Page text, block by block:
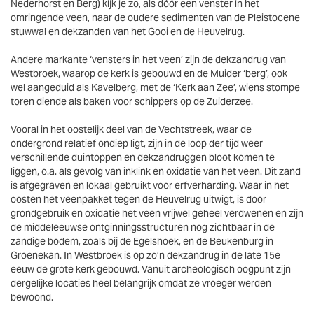
Nederhorst en Berg) kijk je zo, als dóór een venster in het
omringende veen, naar de oudere sedimenten van de Pleistocene
stuwwal en dekzanden van het Gooi en de Heuvelrug.
Andere markante ‘vensters in het veen’ zijn de dekzandrug van
Westbroek, waarop de kerk is gebouwd en de Muider ‘berg’, ook
wel aangeduid als Kavelberg, met de ‘Kerk aan Zee’, wiens stompe
toren diende als baken voor schippers op de Zuiderzee.
Vooral in het oostelijk deel van de Vechtstreek, waar de
ondergrond relatief ondiep ligt, zijn in de loop der tijd weer
verschillende duintoppen en dekzandruggen bloot komen te
liggen, o.a. als gevolg van inklink en oxidatie van het veen. Dit zand
is afgegraven en lokaal gebruikt voor erfverharding. Waar in het
oosten het veenpakket tegen de Heuvelrug uitwigt, is door
grondgebruik en oxidatie het veen vrijwel geheel verdwenen en zijn
de middeleeuwse ontginningsstructuren nog zichtbaar in de
zandige bodem, zoals bij de Egelshoek, en de Beukenburg in
Groenekan. In Westbroek is op zo’n dekzandrug in de late 15e
eeuw de grote kerk gebouwd. Vanuit archeologisch oogpunt zijn
dergelijke locaties heel belangrijk omdat ze vroeger werden
bewoond.